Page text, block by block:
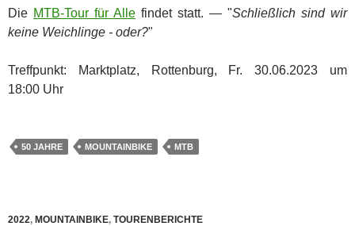
Die MTB-Tour für Alle findet statt. — "Schließlich sind wir
keine Weichlinge - oder?"
Treffpunkt: Marktplatz, Rottenburg, Fr. 30.06.2023 um
18:00 Uhr
50 JAHRE MOUNTAINBIKE MTB
2022, MOUNTAINBIKE, TOURENBERICHTE